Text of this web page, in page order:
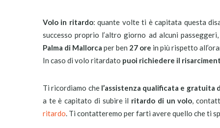
Volo in ritardo: quante volte ti è capitata questa
successo proprio l’altro giorno ad alcuni
Palma di Mallorca per ben 27 ore in più rispetto
In caso di volo ritardato puoi richiedere il
Ti ricordiamo che l’assistenza qualificata e gratuita
a te è capitato di subire il ritardo di un volo,
ritardo. Ti contatteremo per farti avere quello che ti